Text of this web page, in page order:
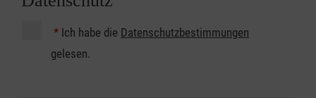
* Ich habe die Datenschutzbestimmungen
gelesen.